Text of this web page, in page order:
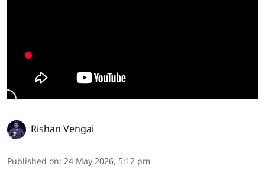
Rishan Vengai
Published on: 24 May 2026, 5:12 pm